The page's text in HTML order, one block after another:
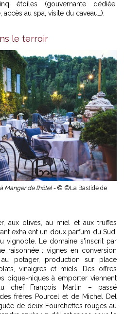
étoiles (gouvernante dédiée,
au spa, visite du caveau…).
le terroir
Manger de l’hôtel - © ©La Bastide de
aux olives, au miel et aux truffes
exhalent un doux parfum du Sud,
vignoble. Le domaine s'inscrit par
raisonnée : vignes en conversion
potager, production sur place
vinaigres et miels. Des offres
pique-niques à emporter viennent
chef François Martin – passé
frères Pourcel et de Michel Del
de deux Fourchettes rouges au